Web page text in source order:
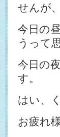
せんが
今日の
うって
今日の
す。
はい、
お疲れ